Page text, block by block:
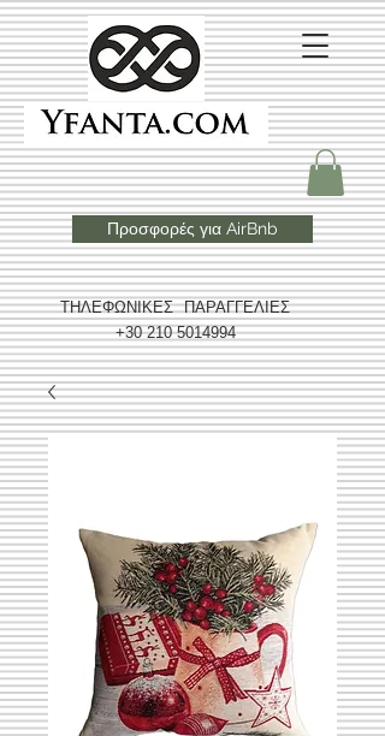
ΤΗΛΕΦΩΝΙΚΕΣ ΠΑΡΑΓΓΕΛΙΕΣ
+30 210 5014994
Προσφορές για AirBnb